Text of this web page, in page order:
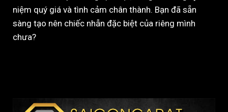
niệm quý giá và tình cảm chân thành. Bạn đã sẵn
sàng tạo nên chiếc nhẫn đặc biệt của riêng mình
chưa?